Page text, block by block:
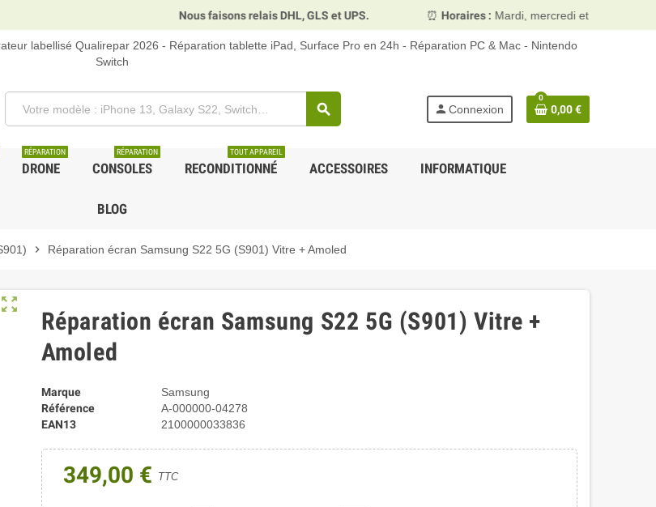
Nous faisons relais DHL, GLS et UPS. Horaires :Mardi, mercredi et vendredi
labellisé Qualirepar 2026 - Réparation tablette iPad, Surface Pro en 24h - Réparation PC & Mac - Nintendo
Switch
search person Connexion
0
0,00 €
DRONE
RÉPARATION
CONSOLES
RÉPARATION
RECONDITIONNÉ
TOUT APPAREIL
ACCESSOIRES INFORMATIQUE
BLOG
chevron_right Réparation écran Samsung S22 5G (S901) Vitre + Amoled
zoom_out_map
Réparation écran Samsung S22 5G (S901) Vitre +
Amoled
Marque
Samsung
Référence
A-000000-04278
EAN13
2100000033836
349,00 € TTC